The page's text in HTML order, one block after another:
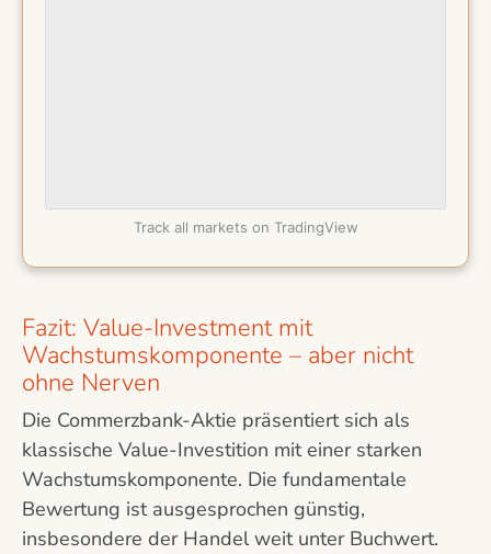
Track all markets on TradingView
Fazit: Value-Investment mit
Wachstumskomponente – aber nicht
ohne Nerven
Die Commerzbank-Aktie präsentiert sich als
klassische Value-Investition mit einer starken
Wachstumskomponente. Die fundamentale
Bewertung ist ausgesprochen günstig,
insbesondere der Handel weit unter Buchwert.